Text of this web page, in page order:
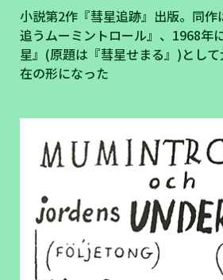
小説第2作『彗星追跡』出版。同作
追うムーミントロール』、1968年
星』(原題は『彗星せまる』)とし
在の形になった